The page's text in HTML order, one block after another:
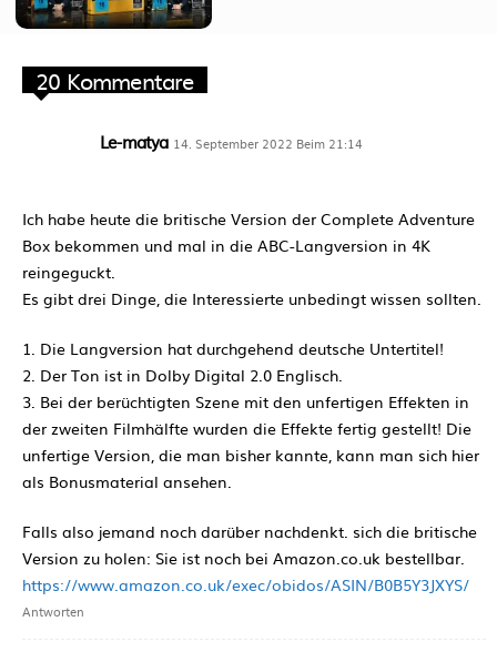
20 Kommentare
Le-matya 14. September 2022 Beim 21:14
Ich habe heute die britische Version der Complete Adventure
Box bekommen und mal in die ABC-Langversion in 4K
reingeguckt.
Es gibt drei Dinge, die Interessierte unbedingt wissen sollten.
1. Die Langversion hat durchgehend deutsche Untertitel!
2. Der Ton ist in Dolby Digital 2.0 Englisch.
3. Bei der berüchtigten Szene mit den unfertigen Effekten in
der zweiten Filmhälfte wurden die Effekte fertig gestellt! Die
unfertige Version, die man bisher kannte, kann man sich hier
als Bonusmaterial ansehen.
Falls also jemand noch darüber nachdenkt. sich die britische
Version zu holen: Sie ist noch bei Amazon.co.uk bestellbar.
https://www.amazon.co.uk/exec/obidos/ASIN/B0B5Y3JXYS/
Antworten